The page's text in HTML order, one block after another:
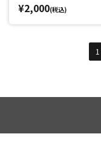
¥2,000(税込)
1